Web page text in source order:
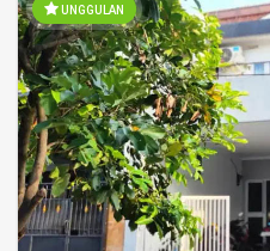
UNGGULAN